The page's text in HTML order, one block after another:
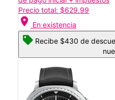
Precio total: $629.99
location_on En existencia
Recibe $430 de